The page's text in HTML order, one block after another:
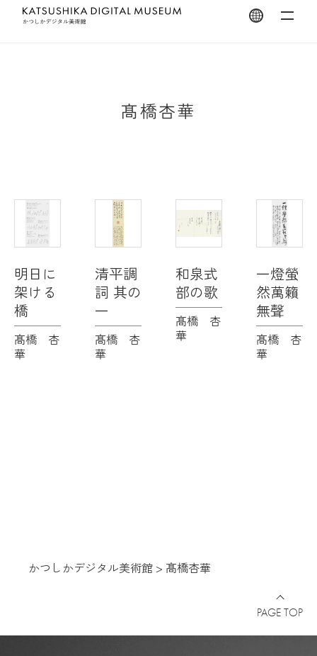
髙橋杏華
明日に
架ける
橋
髙橋 杏
華
清平調
詞 其の
一
髙橋 杏
華
和泉式
部の歌
髙橋 杏
華
一燈螢
然萬籟
無聲
髙橋 杏
華
かつしかデジタル美術館 > 髙橋杏華
PAGE TOP